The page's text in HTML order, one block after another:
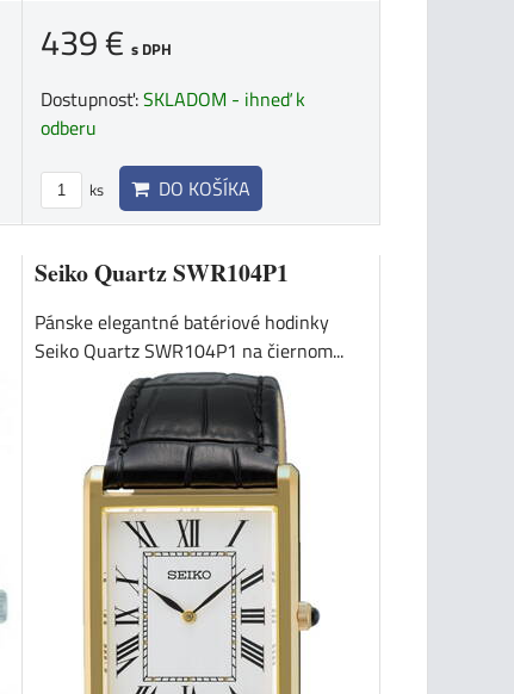
439 €s DPH
Dostupnosť:SKLADOM - ihneď k
odberu
ks DO KOŠÍKA
Seiko Quartz SWR104P1
Pánske elegantné batériové hodinky
Seiko Quartz SWR104P1 na čiernom...